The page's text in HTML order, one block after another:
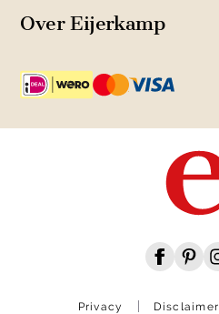
Over Eijerkamp
Privacy Disclaimer